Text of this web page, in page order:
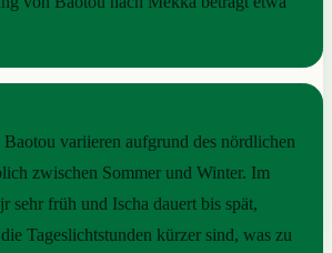
variieren aufgrund des nördlichen
zwischen Sommer und Winter. Im
sehr früh und Ischa dauert bis spät,
Tageslichtstunden kürzer sind, was zu